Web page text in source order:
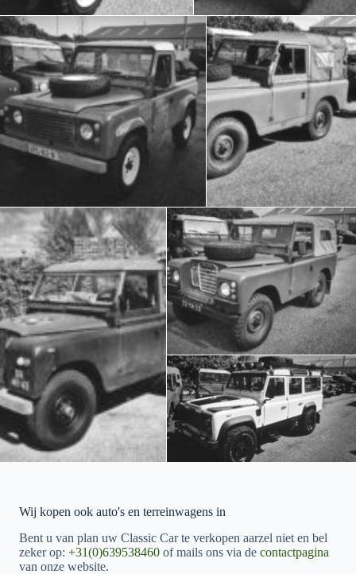
Wij kopen ook auto's en terreinwagens in
Bent u van plan uw Classic Car te verkopen aarzel niet en bel
zeker op: +31(0)639538460 of mails ons via de contactpagina
van onze website.